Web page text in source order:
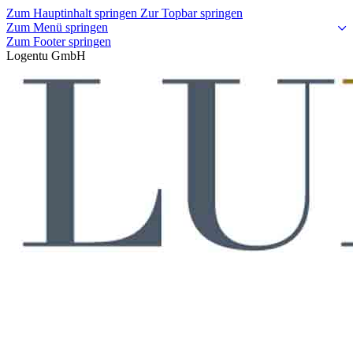
Zum Hauptinhalt springen Zur Topbar springen
Zum Menü springen
Zum Footer springen
Logentu GmbH